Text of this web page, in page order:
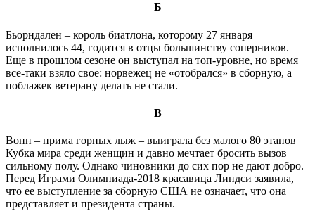
Б
Бьорндален – король биатлона, которому 27 января
исполнилось 44, годится в отцы большинству соперников.
Еще в прошлом сезоне он выступал на топ-уровне, но время
все-таки взяло свое: норвежец не «отобрался» в сборную, а
поблажек ветерану делать не стали.
В
Вонн – прима горных лыж – выиграла без малого 80 этапов
Кубка мира среди женщин и давно мечтает бросить вызов
сильному полу. Однако чиновники до сих пор не дают добро.
Перед Играми Олимпиада-2018 красавица Линдси заявила,
что ее выступление за сборную США не означает, что она
представляет и президента страны.